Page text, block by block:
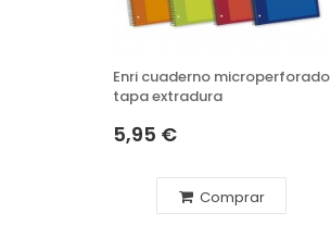
Enri cuaderno microperforado
tapa extradura
5,95 €
Comprar